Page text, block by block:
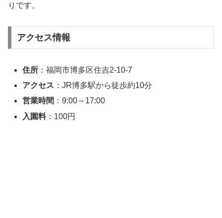
りです。
アクセス情報
住所 ：福岡市博多区住吉2-10-7
アクセス ：JR博多駅から徒歩約10分
営業時間 ：9:00～17:00
入園料：100円